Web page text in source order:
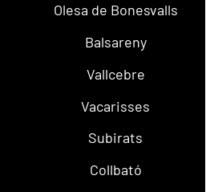
Olesa de Bonesvalls
Balsareny
Vallcebre
Vacarisses
Subirats
Collbató